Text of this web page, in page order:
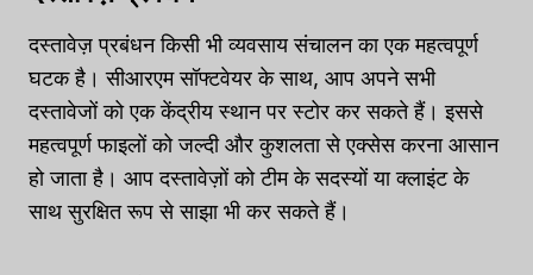
दस्तावेज़ प्रबंधन किसी भी व्यवसाय संचालन का एक महत्वपूर्ण
घटक है। सीआरएम सॉफ्टवेयर के साथ, आप अपने सभी
दस्तावेजों को एक केंद्रीय स्थान पर स्टोर कर सकते हैं। इससे
महत्वपूर्ण फाइलों को जल्दी और कुशलता से एक्सेस करना आसान
हो जाता है। आप दस्तावेज़ों को टीम के सदस्यों या क्लाइंट के
साथ सुरक्षित रूप से साझा भी कर सकते हैं।